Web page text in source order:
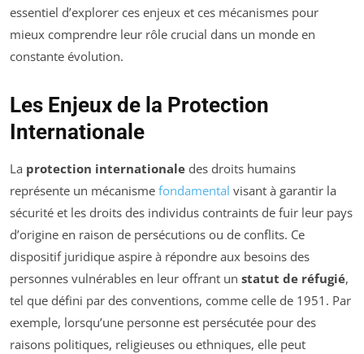
essentiel d’explorer ces enjeux et ces mécanismes pour
mieux comprendre leur rôle crucial dans un monde en
constante évolution.
Les Enjeux de la Protection
Internationale
La protection internationale des droits humains
représente un mécanisme fondamental visant à garantir la
sécurité et les droits des individus contraints de fuir leur pays
d’origine en raison de persécutions ou de conflits. Ce
dispositif juridique aspire à répondre aux besoins des
personnes vulnérables en leur offrant un statut de réfugié,
tel que défini par des conventions, comme celle de 1951. Par
exemple, lorsqu’une personne est persécutée pour des
raisons politiques, religieuses ou ethniques, elle peut